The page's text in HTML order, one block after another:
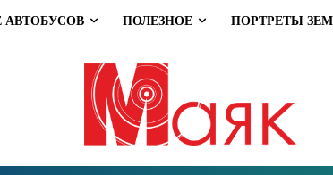
АВТОБУСОВ ПОЛЕЗНОЕ ПОРТРЕТЫ